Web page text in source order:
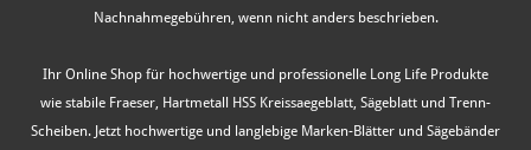
Nachnahmegebühren, wenn nicht anders beschrieben.
Ihr Online Shop für hochwertige und professionelle Long Life Produkte
wie stabile Fraeser, Hartmetall HSS Kreissaegeblatt, Sägeblatt und Trenn-
Scheiben. Jetzt hochwertige und langlebige Marken-Blätter und Sägebänder